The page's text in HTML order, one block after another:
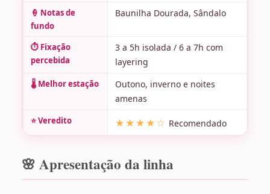
🍦 Notas de
fundo
Baunilha Dourada, Sândalo
⏱️ Fixação
percebida
3 a 5h isolada / 6 a 7h com
layering
🌡️ Melhor estação
Outono, inverno e noites
amenas
⭐ Veredito ★★★★☆ Recomendado
🌸 Apresentação da linha